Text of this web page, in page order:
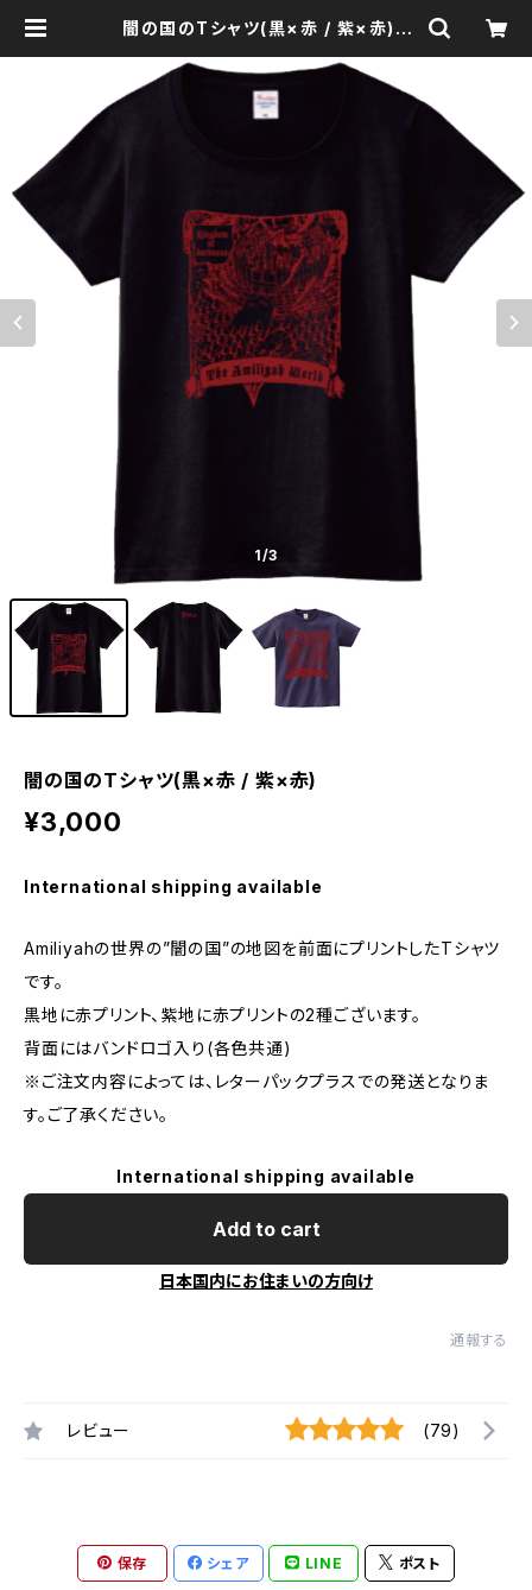
闇の国のTシャツ(黒×赤 / 紫×赤) |
1/3
闇の国のTシャツ(黒×赤 / 紫×赤)
¥3,000
International shipping available
Amiliyahの世界の”闇の国”の地図を前面にプリントしたTシャツ
です。
黒地に赤プリント、紫地に赤プリントの2種ございます。
背面にはバンドロゴ入り(各色共通)
※ご注文内容によっては、レターパックプラスでの発送となりま
す。ご了承ください。
International shipping available
Add to cart
日本国内にお住まいの方向け
通報する
レビュー (79)
保存 シェア LINE ポスト